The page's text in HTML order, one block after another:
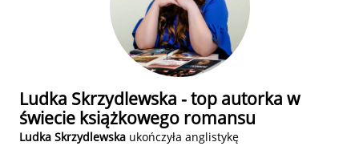
Ludka Skrzydlewska - top autorka w
świecie książkowego romansu
Ludka Skrzydlewska ukończyła anglistykę